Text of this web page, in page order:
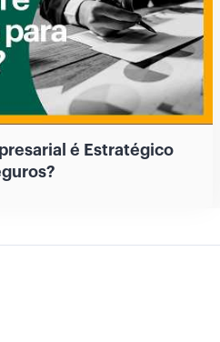
é Estratégico